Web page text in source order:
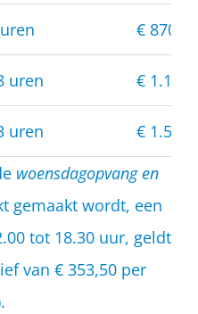
€ 870,75
uren €
uren
€
woensdagopvang en
gemaakt wordt, een
tot 18.30 uur, geldt
van € 353,50 per